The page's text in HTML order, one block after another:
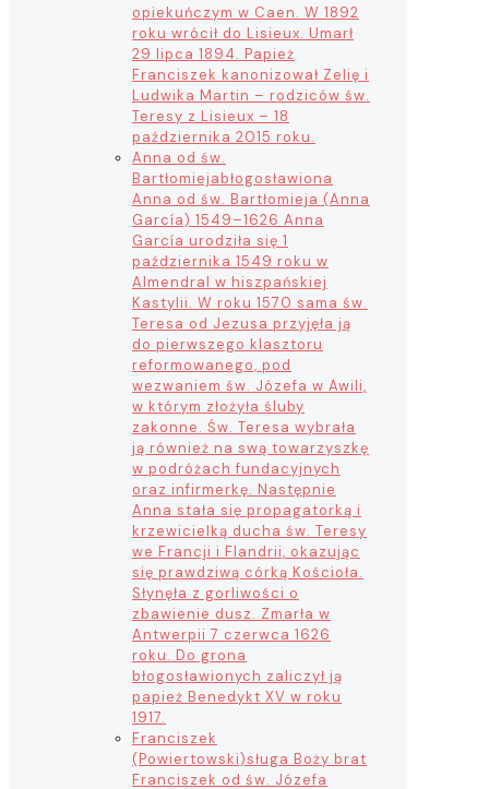
opiekuńczym w Caen. W 1892
roku wrócił do Lisieux. Umarł
29 lipca 1894. Papież
Franciszek kanonizował Zelię i
Ludwika Martin – rodziców św.
Teresy z Lisieux – 18
października 2015 roku.
Anna od św.
Bartłomiejabłogosławiona
Anna od św. Bartłomieja (Anna
García) 1549–1626 Anna
García urodziła się 1
października 1549 roku w
Almendral w hiszpańskiej
Kastylii. W roku 1570 sama św.
Teresa od Jezusa przyjęła ją
do pierwszego klasztoru
reformowanego, pod
wezwaniem św. Józefa w Awili,
w którym złożyła śluby
zakonne. Św. Teresa wybrała
ją również na swą towarzyszkę
w podróżach fundacyjnych
oraz infirmerkę. Następnie
Anna stała się propagatorką i
krzewicielką ducha św. Teresy
we Francji i Flandrii, okazując
się prawdziwą córką Kościoła.
Słynęła z gorliwości o
zbawienie dusz. Zmarła w
Antwerpii 7 czerwca 1626
roku. Do grona
błogosławionych zaliczył ją
papież Benedykt XV w roku
1917.
Franciszek
(Powiertowski)sługa Boży brat
Franciszek od św. Józefa